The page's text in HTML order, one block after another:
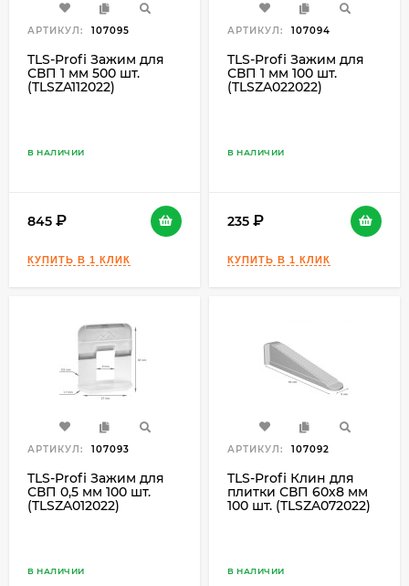
АРТИКУЛ: 107095
TLS-Profi Зажим для
СВП 1 мм 500 шт.
(TLSZA112022)
В НАЛИЧИИ
845
АРТИКУЛ: 107094
TLS-Profi Зажим для
СВП 1 мм 100 шт.
(TLSZA022022)
В НАЛИЧИИ
235
АРТИКУЛ: 107093
TLS-Profi Зажим для
СВП 0,5 мм 100 шт.
(TLSZA012022)
В НАЛИЧИИ
АРТИКУЛ: 107092
TLS-Profi Клин для
плитки СВП 60х8 мм
100 шт. (TLSZA072022)
В НАЛИЧИИ